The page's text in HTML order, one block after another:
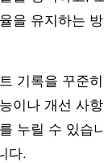
을 유지하는
기록을 꾸준
이나 개선 사
누릴 수 있습
다.